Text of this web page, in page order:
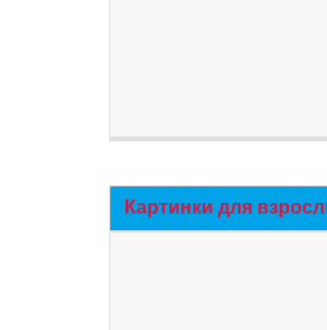
Картинки для